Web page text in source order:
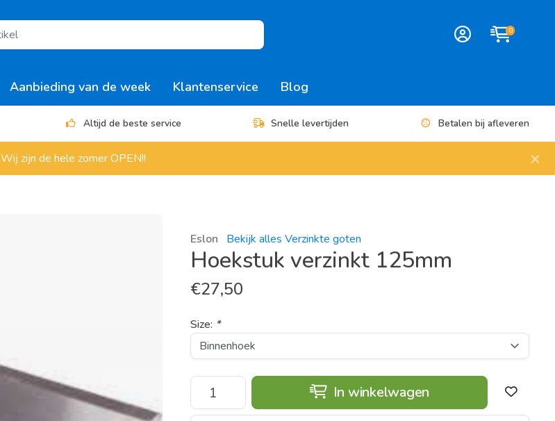
0
Aanbieding van de week Klantenservice Blog
Altijd de beste service Snelle levertijden Betalen bij afleveren
Wij zijn de hele zomer OPEN!! ×
Eslon Bekijk alles Verzinkte goten
Hoekstuk verzinkt 125mm
€27,50
Size: *
In winkelwagen